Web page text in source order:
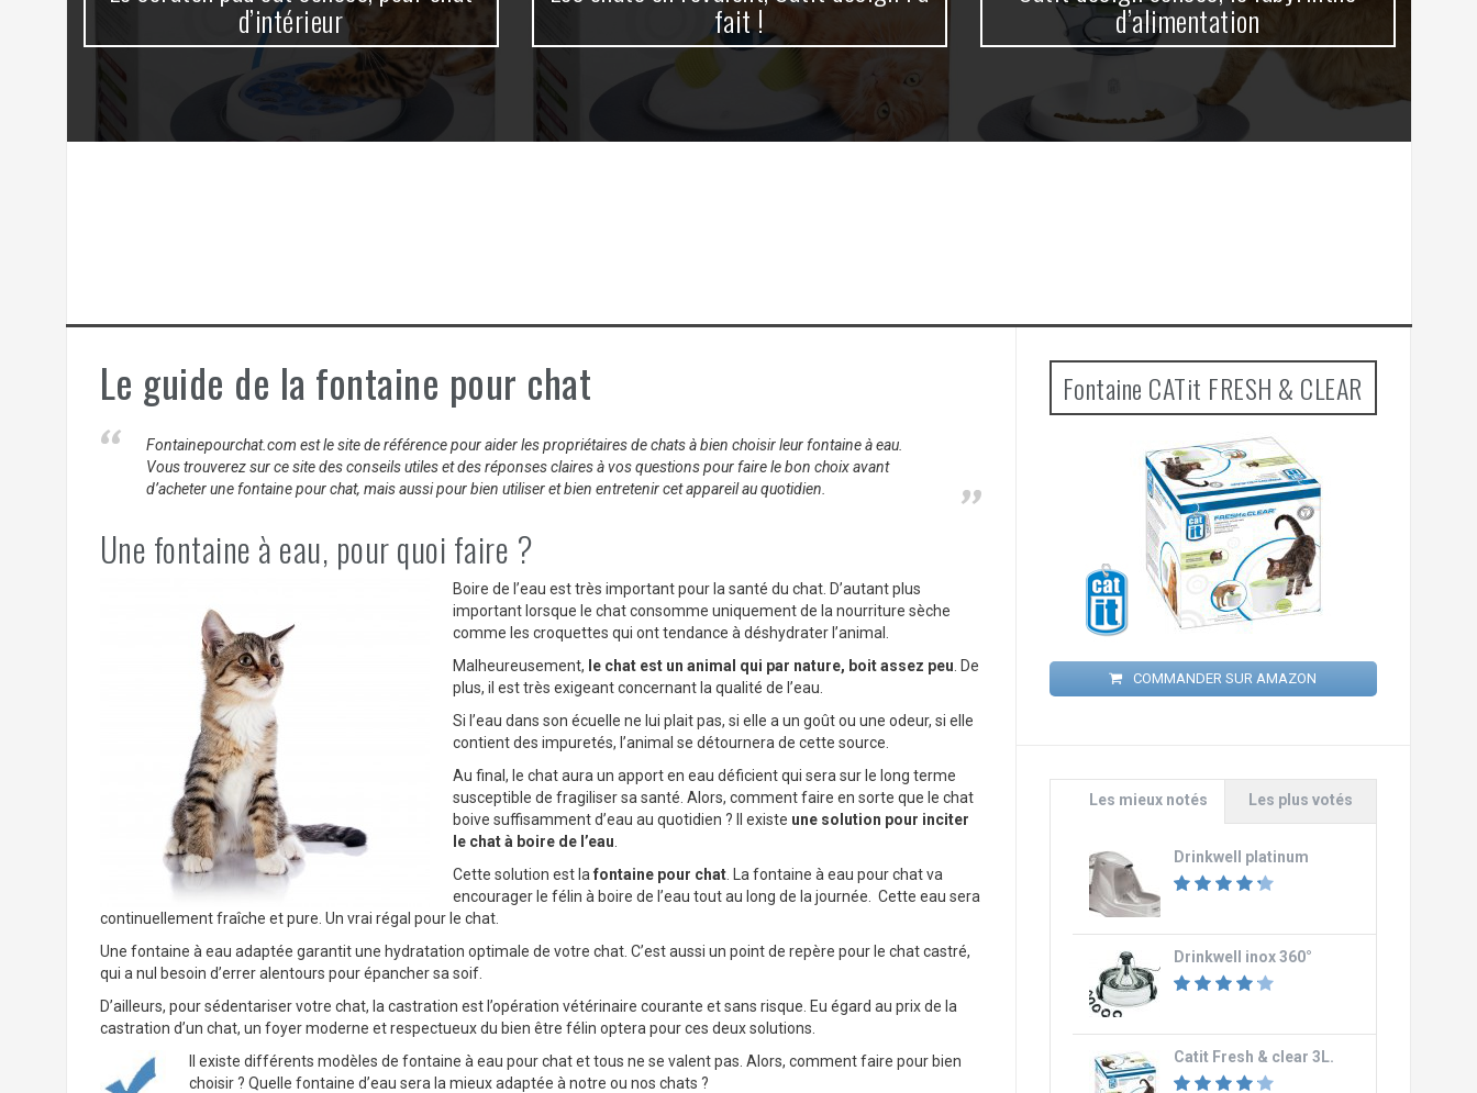
d’intérieur fait ! d’alimentation
Le guide de la fontaine pour chat
Fontainepourchat.com est le site de référence pour aider les propriétaires de chats à bien choisir leur fontaine à eau.
Vous trouverez sur ce site des conseils utiles et des réponses claires à vos questions pour faire le bon choix avant
d’acheter une fontaine pour chat, mais aussi pour bien utiliser et bien entretenir cet appareil au quotidien.
Une fontaine à eau, pour quoi faire ?
Boire de l’eau est très important pour la santé du chat. D’autant plus
important lorsque le chat consomme uniquement de la nourriture sèche
comme les croquettes qui ont tendance à déshydrater l’animal.
Malheureusement, le chat est un animal qui par nature, boit assez peu . De
plus, il est très exigeant concernant la qualité de l’eau.
Si l’eau dans son écuelle ne lui plait pas, si elle a un goût ou une odeur, si elle
contient des impuretés, l’animal se détournera de cette source.
Au final, le chat aura un apport en eau déficient qui sera sur le long terme
susceptible de fragiliser sa santé. Alors, comment faire en sorte que le chat
boive suffisamment d’eau au quotidien ? Il existe une solution pour inciter
le chat à boire de l’eau
Cette solution est la fontaine pour chat. La fontaine à eau pour chat va
encourager le félin à boire de l’eau tout au long de la journée. Cette eau sera
continuellement fraîche et pure. Un vrai régal pour le chat.
Une fontaine à eau adaptée garantit une hydratation optimale de votre chat. C’est aussi un point de repère pour le chat castré,
qui a nul besoin d’errer alentours pour épancher sa soif.
D’ailleurs, pour sédentariser votre chat, la castration est l’opération vétérinaire courante et sans risque. Eu égard au prix de la
castration d’un chat, un foyer moderne et respectueux du bien être félin optera pour ces deux solutions.
Il existe différents modèles de fontaine à eau pour chat et tous ne se valent pas. Alors, comment faire pour bien
choisir ? Quelle fontaine d’eau sera la mieux adaptée à notre ou nos chats ?
Fontaine CATit FRESH & CLEAR
COMMANDER SUR AMAZON
Les mieux notés Les plus votés
Drinkwell platinum
Drinkwell inox 360°
Catit Fresh & clear 3L.